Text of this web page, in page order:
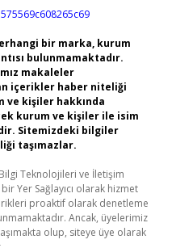
bir marka, kurum
bulunmamaktadır.
makaleler
içerikler haber niteliği
ve kişiler hakkında
kurum ve kişiler ile isim
Sitemizdeki bilgiler
taşımazlar.
Teknolojileri ve İletişim
Yer Sağlayıcı olarak hizmet
proaktif olarak denetleme
Ancak, üyelerimiz
olup, siteye üye olarak